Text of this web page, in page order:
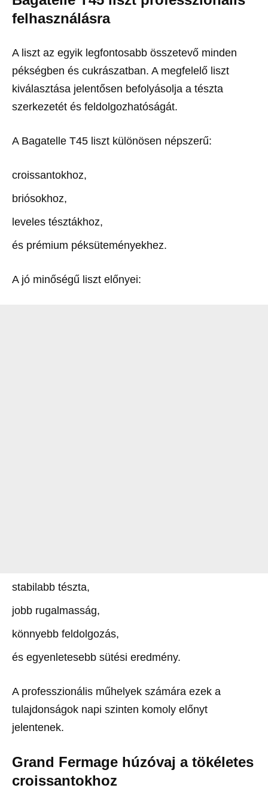
felhasználásra
A liszt az egyik legfontosabb összetevő minden
pékségben és cukrászatban. A megfelelő liszt
kiválasztása jelentősen befolyásolja a tészta
szerkezetét és feldolgozhatóságát.
A Bagatelle T45 liszt különösen népszerű:
croissantokhoz,
briósokhoz,
leveles tésztákhoz,
és prémium péksüteményekhez.
A jó minőségű liszt előnyei:
stabilabb tészta,
jobb rugalmasság,
könnyebb feldolgozás,
és egyenletesebb sütési eredmény.
A professzionális műhelyek számára ezek a
tulajdonságok napi szinten komoly előnyt
jelentenek.
Grand Fermage húzóvaj a tökéletes
croissantokhoz